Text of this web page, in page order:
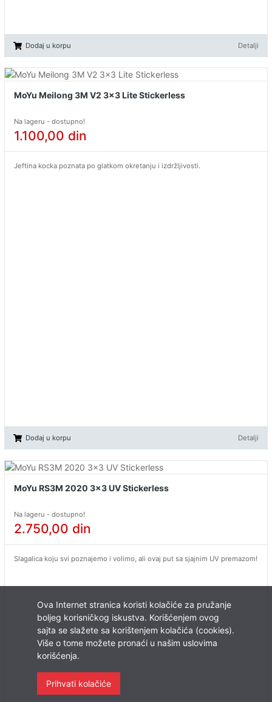
Dodaj u korpu Detalji
MoYu Meilong 3M V2 3x3 Lite Stickerless
Na lageru - dostupno!
1.100,00 din
Jeftina kocka poznata po glatkom okretanju i izdržljivosti.
Dodaj u korpu Detalji
MoYu RS3M 2020 3x3 UV Stickerless
Na lageru - dostupno!
2.750,00 din
Slagalica koju svi poznajemo i volimo, ali ovaj put sa sjajnim UV premazom!
Ova Internet stranica koristi kolačiće za pružanje
boljeg korisničkog iskustva. Korišćenjem ovog
sajta se slažete sa korištenjem kolačića (cookies).
Više o tome možete pronaći u našim uslovima
korišćenja.
Prihvati kolačiće